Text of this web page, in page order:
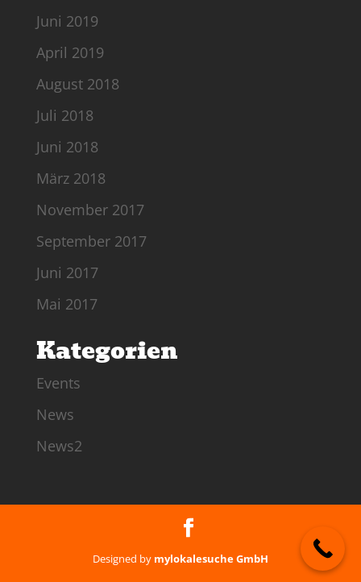
Juni 2019
April 2019
August 2018
Juli 2018
Juni 2018
März 2018
November 2017
September 2017
Juni 2017
Mai 2017
Kategorien
Events
News
News2
Designed by mylokalesuche GmbH